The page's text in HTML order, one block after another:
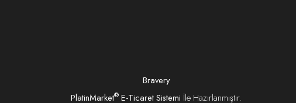
Bravery
PlatinMarket® E-Ticaret Sistemi İle Hazırlanmıştır.